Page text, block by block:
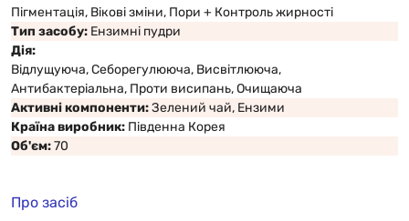
Пігментація, Вікові зміни, Пори + Контроль жирності
Тип засобу: Ензимні пудри
Дія:
Відлущуюча, Себорегулююча, Висвітлююча,
Антибактеріальна, Проти висипань, Очищаюча
Активні компоненти:Зелений чай, Ензими
Країна виробник: Південна Корея
Об'єм:70
Про засіб